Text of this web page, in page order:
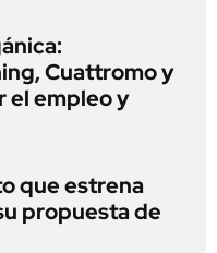
Cuattromo y
el empleo y
que estrena
propuesta de